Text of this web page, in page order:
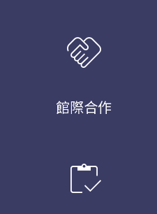
handshake
館際合作
inventory